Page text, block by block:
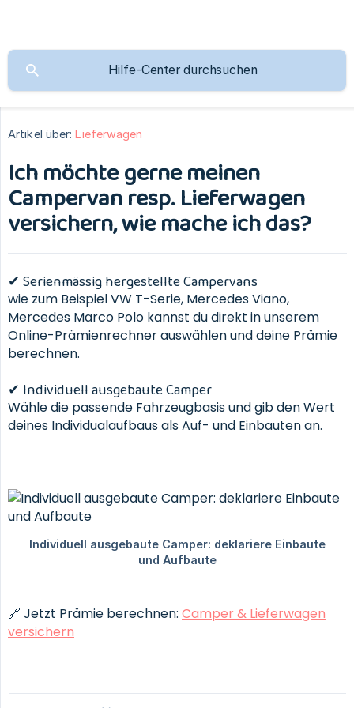
Artikel über: Lieferwagen
Ich möchte gerne meinen
Campervan resp. Lieferwagen
versichern, wie mache ich das?
✔ Serienmässig hergestellte Campervans
wie zum Beispiel VW T-Serie, Mercedes Viano,
Mercedes Marco Polo kannst du direkt in unserem
Online-Prämienrechner auswählen und deine Prämie
berechnen.
✔ Individuell ausgebaute Camper
Wähle die passende Fahrzeugbasis und gib den Wert
deines Individualaufbaus als Auf- und Einbauten an.
🔗 Jetzt Prämie berechnen: Camper & Lieferwagen
versichern